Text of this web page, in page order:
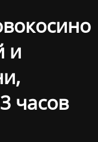
и
часов